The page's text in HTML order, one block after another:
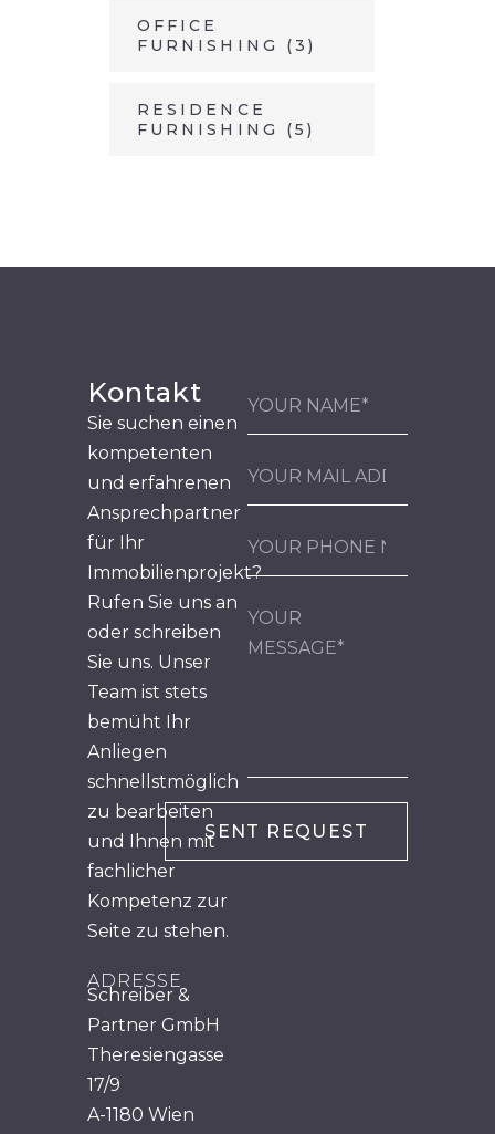
OFFICE
FURNISHING
(3)
RESIDENCE
FURNISHING
(5)
Kontakt
Sie suchen einen
kompetenten
und erfahrenen
Ansprechpartner
für Ihr
Immobilienprojekt?
Rufen Sie uns an
oder schreiben
Sie uns. Unser
Team ist stets
bemüht Ihr
Anliegen
schnellstmöglich
zu bearbeiten
und Ihnen mit
fachlicher
Kompetenz zur
Seite zu stehen.
ADRESSE
Schreiber &
Partner GmbH
Theresiengasse
17/9
A-1180 Wien